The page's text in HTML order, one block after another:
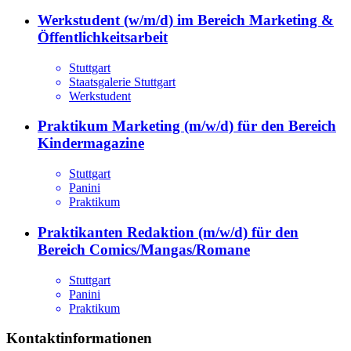
Werkstudent (w/m/d) im Bereich Marketing &
Öffentlichkeitsarbeit
Stuttgart
Staatsgalerie Stuttgart
Werkstudent
Praktikum Marketing (m/w/d) für den Bereich
Kindermagazine
Stuttgart
Panini
Praktikum
Praktikanten Redaktion (m/w/d) für den
Bereich Comics/Mangas/Romane
Stuttgart
Panini
Praktikum
Kontaktinformationen